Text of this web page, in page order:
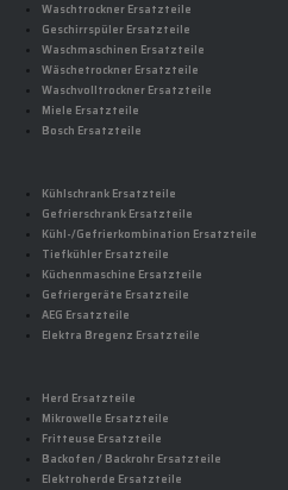
Waschtrockner Ersatzteile
Geschirrspüler Ersatzteile
Waschmaschinen Ersatzteile
Wäschetrockner Ersatzteile
Waschvolltrockner Ersatzteile
Miele Ersatzteile
Bosch Ersatzteile
Kühlschrank Ersatzteile
Gefrierschrank Ersatzteile
Kühl-/Gefrierkombination Ersatzteile
Tiefkühler Ersatzteile
Küchenmaschine Ersatzteile
Gefriergeräte Ersatzteile
AEG Ersatzteile
Elektra Bregenz Ersatzteile
Herd Ersatzteile
Mikrowelle Ersatzteile
Fritteuse Ersatzteile
Backofen / Backrohr Ersatzteile
Elektroherde Ersatzteile